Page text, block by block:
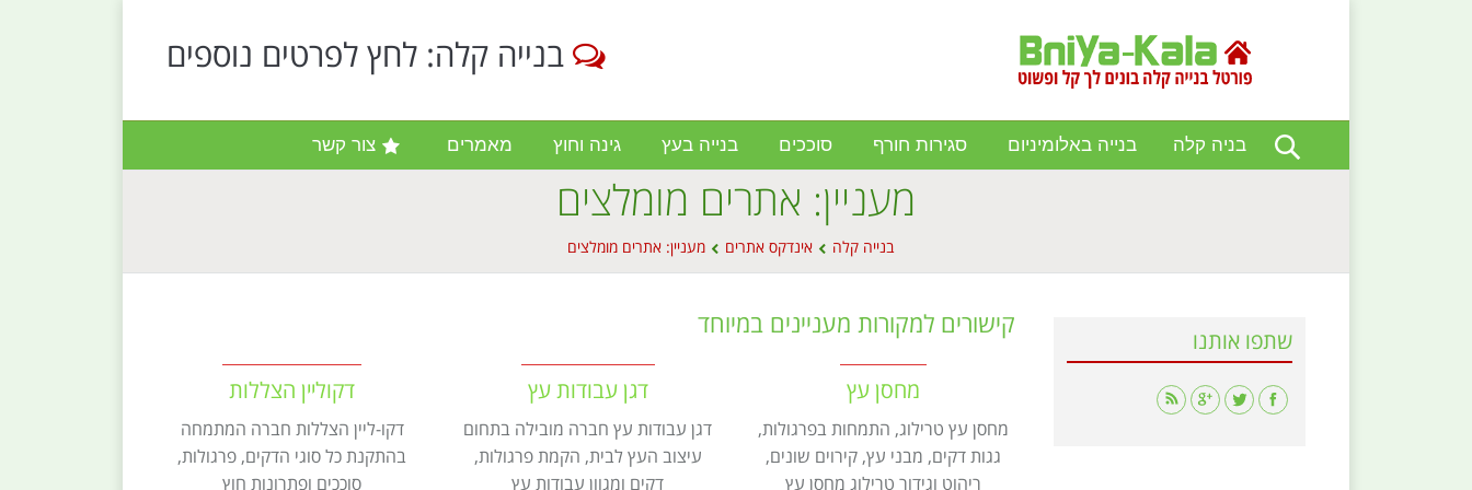
בנייה קלה: לחץ לפרטים נוספים
בניה קלה בנייה באלומיניום סגירות חורף סוככים בנייה בעץ גינה וחוץ מאמרים צור קשר
מעניין: אתרים מומלצים
בנייה קלה אינדקס אתרים מעניין: אתרים מומלצים
קישורים למקורות מעניינים במיוחד
דקוליין הצללות
דקו-ליין הצללות חברה המתמחה
בהתקנת כל סוגי הדקים, פרגולות,
סוככים ופתרונות חוץ
דגן עבודות עץ
דגן עבודות עץ חברה מובילה בתחום
עיצוב העץ לבית, הקמת פרגולות,
דקים ומגוון עבודות עץ
מחסן עץ
מחסן עץ טרילוג, התמחות בפרגולות,
גגות דקים, מבני עץ, קירוים שונים,
ריהוט וגידור טרילוג מחסן עץ
שתפו אותנו
Find us on: